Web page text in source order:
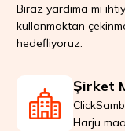
Biraz yardıma mı
kullanmaktan
hedefliyoruz.
Şirket
Harju